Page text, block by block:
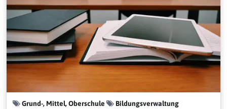
Grund-, Mittel, Oberschule Bildungsverwaltung